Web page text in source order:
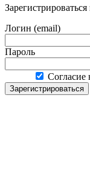
Зарегистрироваться
Логин (email)
Пароль
Согласие
Зарегистрироваться